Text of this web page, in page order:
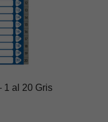
1 al 20 Gris